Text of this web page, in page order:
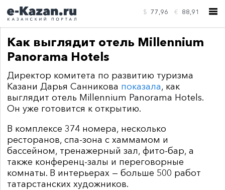
$ 77,96 € 88,91
КОНТАКТЫ
Как выглядит отель Millennium
Panorama Hotels
Директор комитета по развитию туризма
Казани Дарья Санникова показала, как
выглядит отель Millennium Panorama Hotels.
Он уже готовится к открытию.
В комплексе 374 номера, несколько
ресторанов, спа-зона с хаммамом и
бассейном, тренажерный зал, фито-бар, а
также конференц-залы и переговорные
комнаты. В интерьерах — больше 500 работ
татарстанских художников.